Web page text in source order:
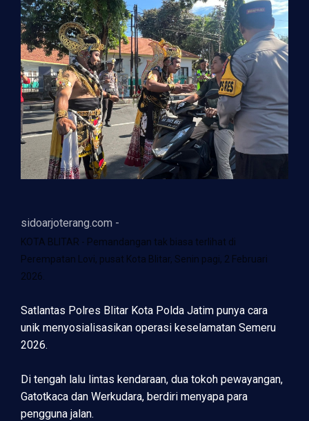
sidoarjoterang.com -
KOTA BLITAR - Pemandangan tak biasa terlihat di
Perempatan Lovi, pusat Kota Blitar, Senin pagi, 2 Februari
2026.
Satlantas Polres Blitar Kota Polda Jatim punya cara
unik menyosialisasikan operasi keselamatan Semeru
2026.
Di tengah lalu lintas kendaraan, dua tokoh pewayangan,
Gatotkaca dan Werkudara, berdiri menyapa para
pengguna jalan.